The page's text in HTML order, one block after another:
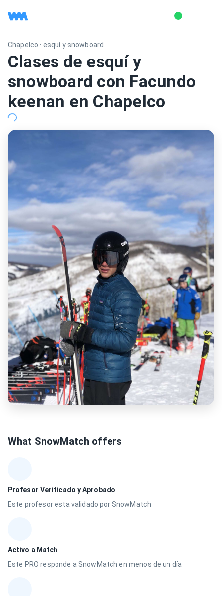
Chapelco · esquí y snowboard
Clases de esquí y
snowboard con Facundo
keenan en Chapelco
What SnowMatch offers
Profesor Verificado y Aprobado
Este profesor esta validado por SnowMatch
Activo a Match
Este PRO responde a SnowMatch en menos de un día